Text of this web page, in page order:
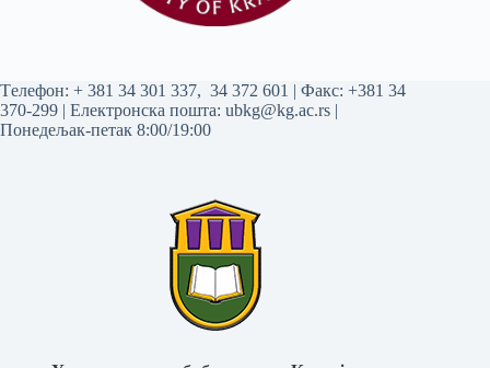
Tелефон: + 381 34 301 337, 34 372 601 | Факс: +381 34
370-299 | Електронска пошта: ubkg@kg.ac.rs |
Понедељак-петак 8:00/19:00